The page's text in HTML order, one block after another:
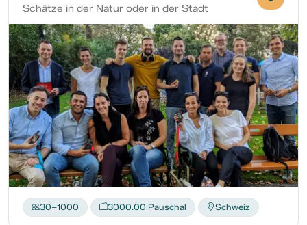
Schätze in der Natur oder in der Stadt
30–1000 3000.00 Pauschal Schweiz